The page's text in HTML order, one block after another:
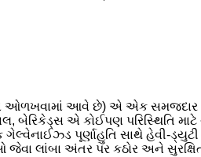
આવે છે) એ એક સમજદાર
બેરિકેડ્સ એ કોઈપણ
ગેલ્વેનાઈઝ્ડ પૂર્ણાહુતિ સાથે હેવી-
લાંબા અંતર પર કઠોર અને